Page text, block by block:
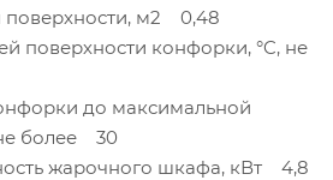
м2 0,48
поверхности конфорки, °C, не
до максимальной
более 30
жарочного шкафа, кВт 4,8